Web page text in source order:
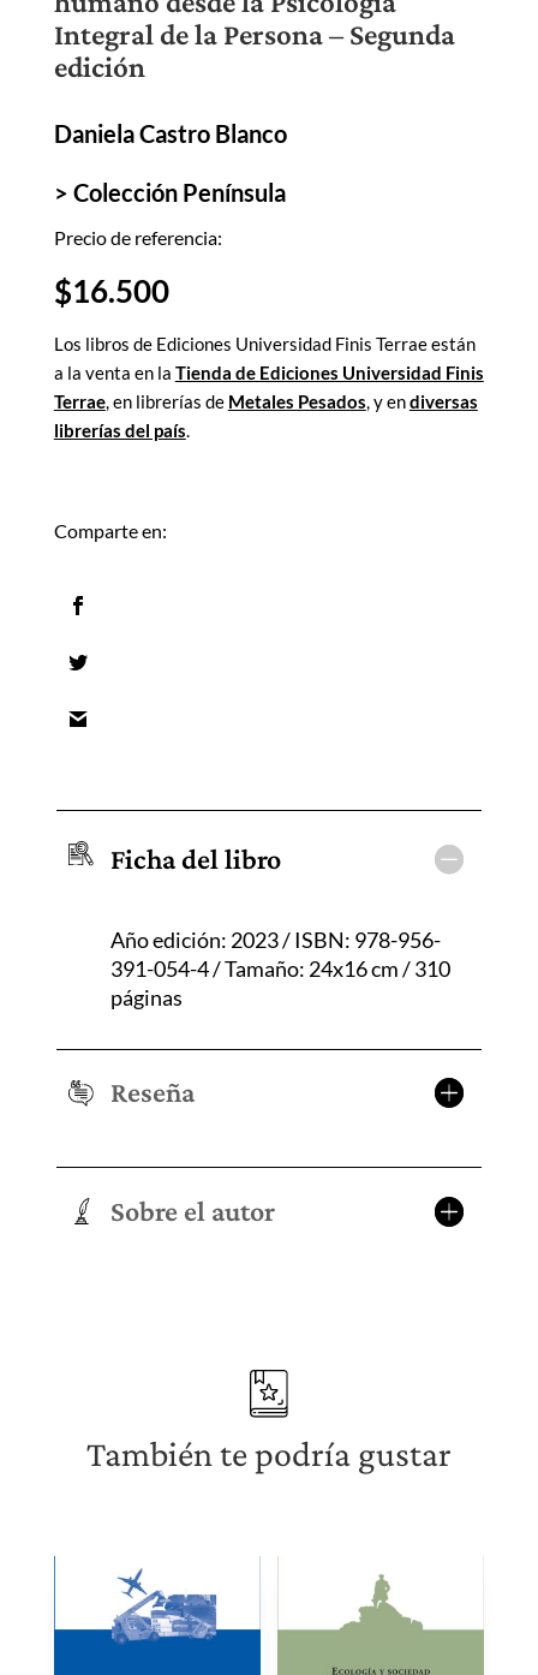
Integral de la Persona – Segunda
edición
Daniela Castro Blanco
> Colección Península
Precio de referencia:
$16.500
Los libros de Ediciones Universidad Finis Terrae están
a la venta en la Tienda de Ediciones Universidad Finis
Terrae, en librerías de Metales Pesados, y endiversas
librerías del país.
Comparte en:
Ficha del libro
Año edición: 2023 / ISBN: 978-956-
391-054-4 / Tamaño: 24x16 cm / 310
páginas
Reseña
Sobre el autor
También te podría gustar